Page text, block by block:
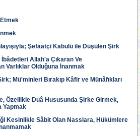
Şefaatçi Kabulü ile Düşülen Şirk
Allah'a Çıkaran Ve
Varlıklar Olduğuna İnanmak
Mü'minleri Bırakıp Kâfir ve Münâfıkları
Özellikle Duâ Hususunda Şirke Girmek,
Yapmak
Kesinlikle Sâbit Olan Nasslara, Hükümlere